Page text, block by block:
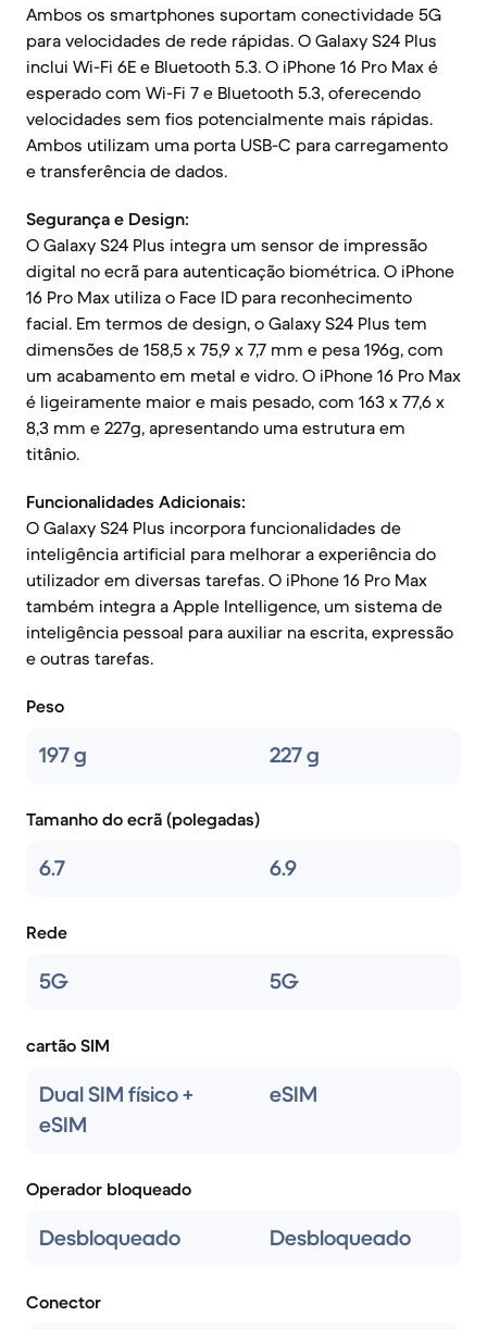
Ambos os smartphones suportam conectividade 5G
para velocidades de rede rápidas. O Galaxy S24 Plus
inclui Wi-Fi 6E e Bluetooth 5.3. O iPhone 16 Pro Max é
esperado com Wi-Fi 7 e Bluetooth 5.3, oferecendo
velocidades sem fios potencialmente mais rápidas.
Ambos utilizam uma porta USB-C para carregamento
e transferência de dados.
Segurança e Design:
O Galaxy S24 Plus integra um sensor de impressão
digital no ecrã para autenticação biométrica. O iPhone
16 Pro Max utiliza o Face ID para reconhecimento
facial. Em termos de design, o Galaxy S24 Plus tem
dimensões de 158,5 x 75,9 x 7,7 mm e pesa 196g, com
um acabamento em metal e vidro. O iPhone 16 Pro Max
é ligeiramente maior e mais pesado, com 163 x 77,6 x
8,3 mm e 227g, apresentando uma estrutura em
titânio.
Funcionalidades Adicionais:
O Galaxy S24 Plus incorpora funcionalidades de
inteligência artificial para melhorar a experiência do
utilizador em diversas tarefas. O iPhone 16 Pro Max
também integra a Apple Intelligence, um sistema de
inteligência pessoal para auxiliar na escrita, expressão
e outras tarefas.
Peso
197 g 227 g
Tamanho do ecrã (polegadas)
6.7 6.9
Rede
5G 5G
cartão SIM
Dual SIM físico +
eSIM
eSIM
Operador bloqueado
Desbloqueado Desbloqueado
Conector